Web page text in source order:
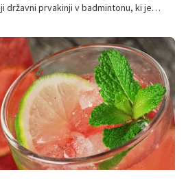
državni prvakinji v badmintonu, ki je
svet naravne kozmetike. Iz osebne
lasišča, je nastala blagovna
navdušuje več kot 3000 uporabnikov